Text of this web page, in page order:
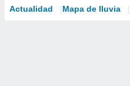
Actualidad Mapa de lluvia